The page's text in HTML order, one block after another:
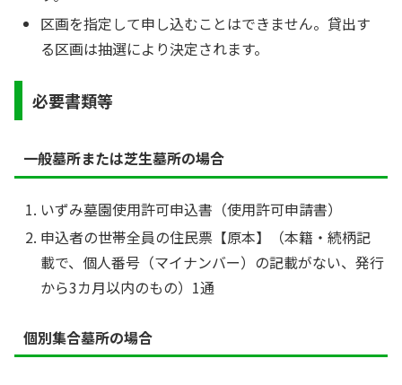
区画を指定して申し込むことはできません。貸出す
る区画は抽選により決定されます。
必要書類等
一般墓所または芝生墓所の場合
いずみ墓園使用許可申込書（使用許可申請書）
申込者の世帯全員の住民票【原本】（本籍・続柄記
載で、個人番号（マイナンバー）の記載がない、発行
から3カ月以内のもの）1通
個別集合墓所の場合